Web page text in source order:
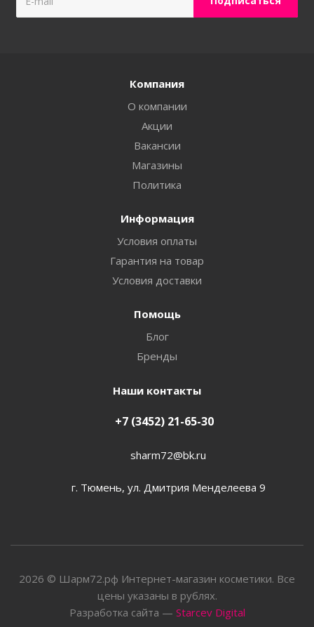
Компания
О компании
Акции
Вакансии
Магазины
Политика
Информация
Условия оплаты
Гарантия на товар
Условия доставки
Помощь
Блог
Бренды
Наши контакты
+7 (3452) 21-65-30
sharm72@bk.ru
г. Тюмень, ул. Дмитрия Менделеева 9
2026 © Шарм72.рф Интернет-магазин косметики. Все
цены указаны в рублях.
Разработка сайта — Starcev Digital